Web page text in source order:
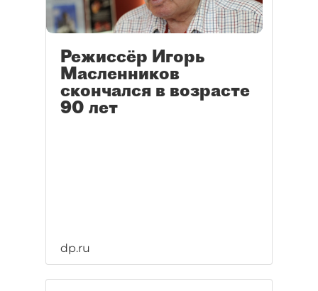
Режиссёр Игорь
Масленников
скончался в возрасте
90 лет
dp.ru